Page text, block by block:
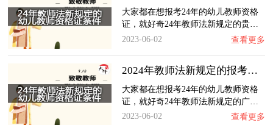
大家都在想报考24年的幼儿教师资格
证，就好奇24年教师法新规定的贵…
2023-06-02
查看更多
2024年教师法新规定的报考广西幼儿教师资格证…
大家都在想报考24年的幼儿教师资格
证，就好奇24年教师法新规定的广…
2023-06-02
查看更多